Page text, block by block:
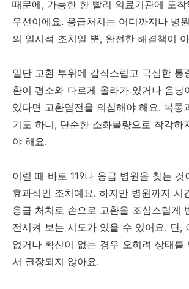
때문에, 가능한 한 빨리 의료기관에 도
우선이에요. 응급처치는 어디까지나 병
의 일시적 조치일 뿐, 완전한 해결책이
일단 고환 부위에 갑작스럽고 극심한 통
환이 평소와 다르게 올라가 있거나 음낭
있다면 고환염전을 의심해야 해요. 복통
기도 하니, 단순한 소화불량으로 착각하
야 해요.
이럴 때 바로 119나 응급 병원을 찾는 것
효과적인 조치예요. 하지만 병원까지 시
응급 처치로 손으로 고환을 조심스럽게
전시켜 보는 시도가 있을 수 있어요. 단,
없거나 확신이 없는 경우 오히려 상태를
서 권장되지 않아요.